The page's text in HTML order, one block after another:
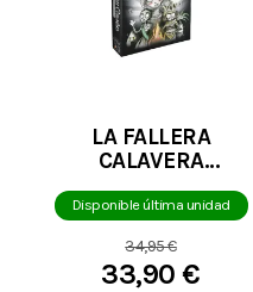
LA FALLERA
CALAVERA
EXPANSIONS
2+3+4 DELUXE
Disponible última unidad
34,95 €
33,90 €